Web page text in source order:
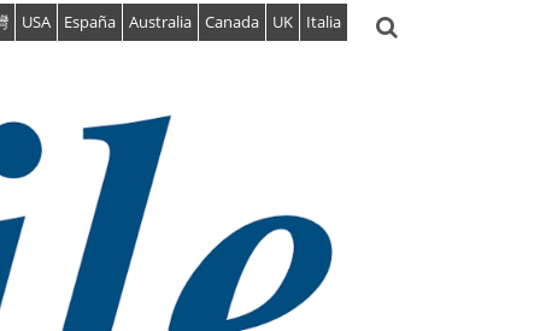
USA España Australia Canada UK Italia